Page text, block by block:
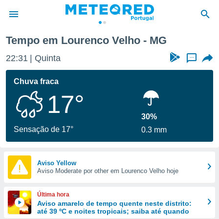
da
foi
fornecidas
a este
das
e
forma
digital
Tempo em Lourenco Velho - MG
22:31 Quinta ...
Chuva fraca
17°
Sensação de 17°
30%
0.3 mm
Aviso Yellow
Aviso Moderate por other em Lourenco Velho hoje
Última hora
Aviso amarelo de tempo quente neste distrito:
até 39 ºC e noites tropicais; saiba até quando